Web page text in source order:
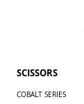
SCISSORS
COBALT SERIES